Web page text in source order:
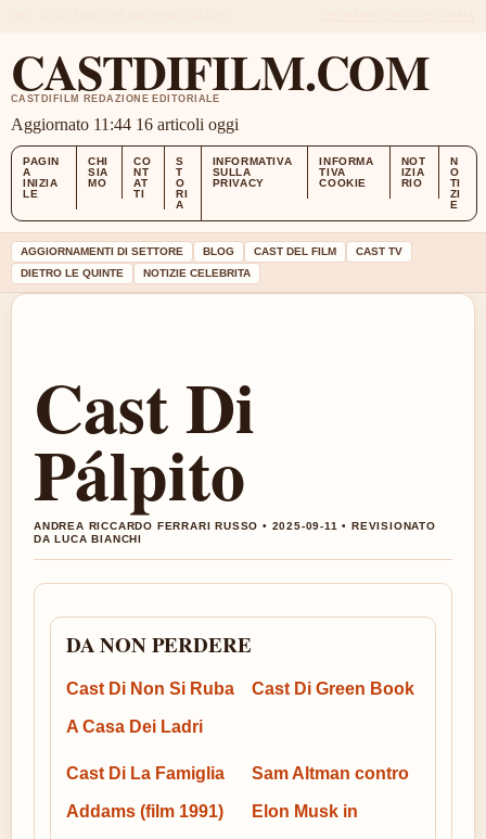
CASTDIFILM.COM
CASTDIFILM REDAZIONE EDITORIALE
Aggiornato 11:44 16 articoli oggi
PAGIN
A
INIZIA
LE
CHI
SIA
MO
CO
NT
AT
TI
S
T
O
RI
A
INFORMATIVA
SULLA
PRIVACY
INFORMA
TIVA
COOKIE
NOT
IZIA
RIO
N
O
TI
ZI
E
AGGIORNAMENTI DI SETTORE BLOG CAST DEL FILM
CAST TV
DIETRO LE QUINTE
NOTIZIE CELEBRITA
Cast Di
Pálpito
ANDREA RICCARDO FERRARI RUSSO • 2025-09-11 • REVISIONATO
DA LUCA BIANCHI
DA NON PERDERE
Cast Di Non Si Ruba
A Casa Dei Ladri
Cast Di Green Book
Cast Di La Famiglia
Addams (film 1991)
Sam Altman contro
Elon Musk in